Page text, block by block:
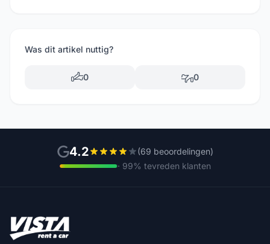
Was dit artikel nuttig?
0 0
4.2
(69 beoordelingen)
· 99% tevreden klanten